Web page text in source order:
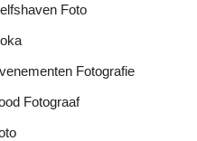
Foto
Fotografie
Fotograaf